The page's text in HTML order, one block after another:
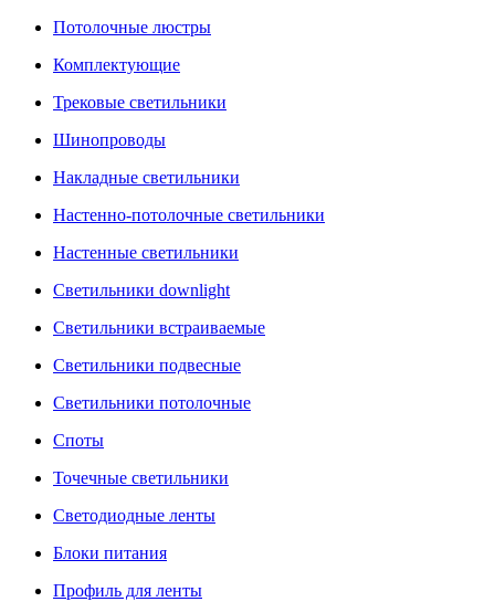
Потолочные люстры
Комплектующие
Трековые светильники
Шинопроводы
Накладные светильники
Настенно-потолочные светильники
Настенные светильники
Светильники downlight
Светильники встраиваемые
Светильники подвесные
Светильники потолочные
Споты
Точечные светильники
Светодиодные ленты
Блоки питания
Профиль для ленты